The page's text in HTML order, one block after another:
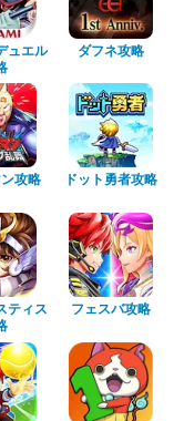
ュエル
ダフネ攻略
攻略 ドット勇者攻略
ティス
フェスバ攻略